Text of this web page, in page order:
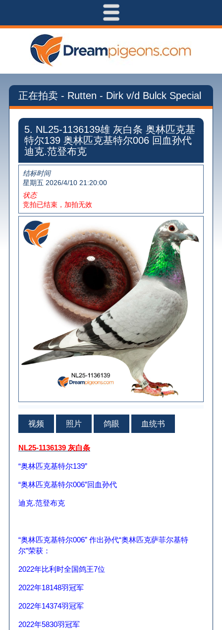
正在拍卖 - Rutten - Dirk v/d Bulck Special
5. NL25-1136139雄 灰白条 奥林匹克基
特尔139 奥林匹克基特尔006 回血孙代
迪克.范登布克
结标时间
星期五 2026/4/10 21:20:00
状态
竞拍已结束，加拍无效
视频 照片 鸽眼 血统书
NL25-1136139 灰白条
“奥林匹克基特尔139”
“奥林匹克基特尔006”回血孙代
迪克.范登布克
“奥林匹克基特尔006” 作出孙代“奥林匹克萨菲尔基特
尔”荣获：
2022年比利时全国鸽王7位
2022年18148羽冠军
2022年14374羽冠军
2022年5830羽冠军